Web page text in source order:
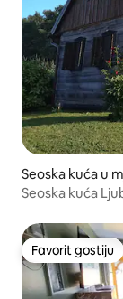
Seoska kuća u
Seoska kuća
Favorit gostiju
Favorit gostiju